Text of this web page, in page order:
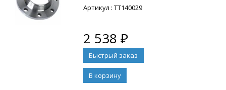
: ТТ140029
2 538 ₽
В корзину